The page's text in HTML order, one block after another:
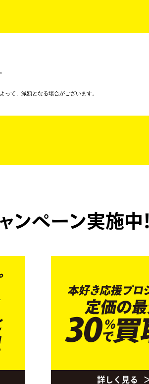
て、減額となる場合がございます。
ンペーン実施中